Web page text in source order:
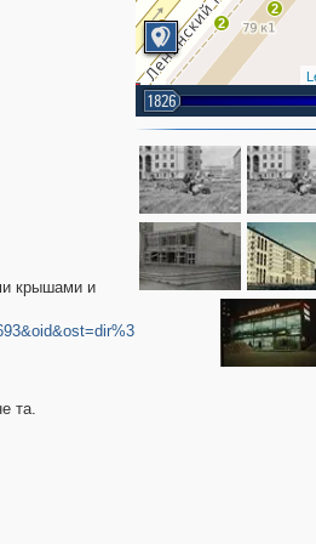
2 2
2
1826
крышами и
та.